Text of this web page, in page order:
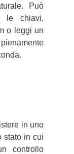
Può
le chiavi,
o leggi un
in uno
stato in cui
controllo